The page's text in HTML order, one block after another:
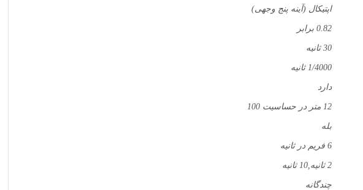
اپتیکال (آینه پنج وجهی)
0.82 برابر
30 ثانیه
1/4000 ثانیه
دارد
12 متر در حساسیت 100
بله
6 فریم در ثانیه
2 ثانیه,10 ثانیه
چندگانه